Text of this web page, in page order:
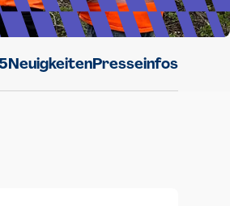
NeuigkeitenPresseinfos